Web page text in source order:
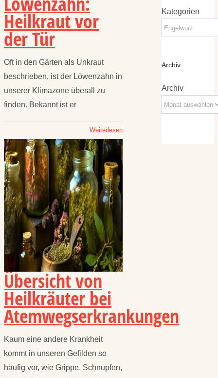
Heilkraut vor
der Tür
Oft in den Gärten als Unkraut
beschrieben, ist der Löwenzahn in
unserer Klimazone überall zu
finden. Bekannt ist er
Weiterlesen
Übersicht von
Heilkräuter bei
Atemwegserkrankungen
Kaum eine andere Krankheit
kommt in unseren Gefilden so
häufig vor, wie Grippe, Schnupfen,
Kategorien
Archiv
Archiv